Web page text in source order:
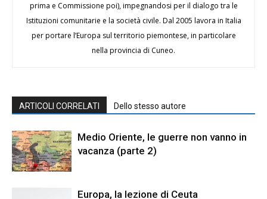
prima e Commissione poi), impegnandosi per il dialogo tra le
Istituzioni comunitarie e la società civile. Dal 2005 lavora in Italia
per portare l’Europa sul territorio piemontese, in particolare
nella provincia di Cuneo.
ARTICOLI CORRELATI Dello stesso autore
Medio Oriente, le guerre non vanno in
vacanza (parte 2)
Europa, la lezione di Ceuta